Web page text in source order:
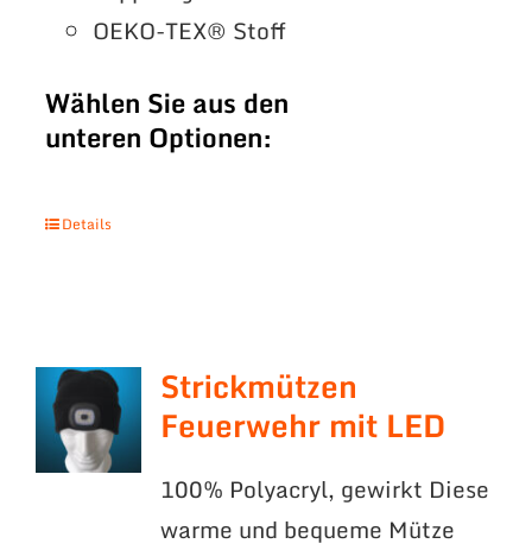
OEKO-TEX® Stoff
Wählen Sie aus den
unteren Optionen:
Details
Strickmützen
Feuerwehr mit LED
100% Polyacryl, gewirkt Diese
warme und bequeme Mütze